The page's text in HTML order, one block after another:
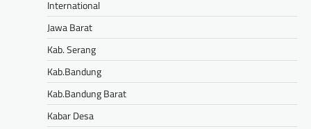
International
Jawa Barat
Kab. Serang
Kab.Bandung
Kab.Bandung Barat
Kabar Desa